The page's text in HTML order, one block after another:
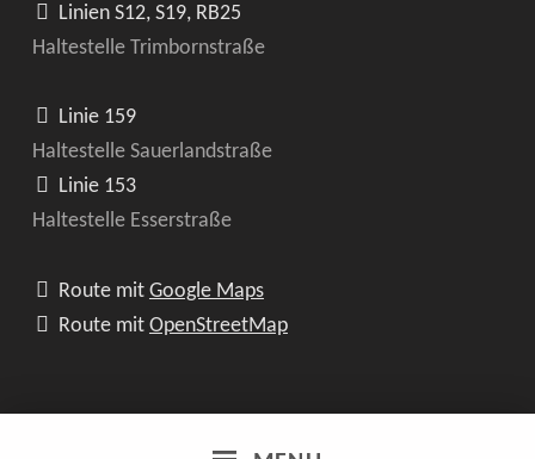
Linien S12, S19, RB25
Haltestelle Trimbornstraße
Linie 159
Haltestelle Sauerlandstraße
Linie 153
Haltestelle Esserstraße
Route mit Google Maps
Route mit OpenStreetMap